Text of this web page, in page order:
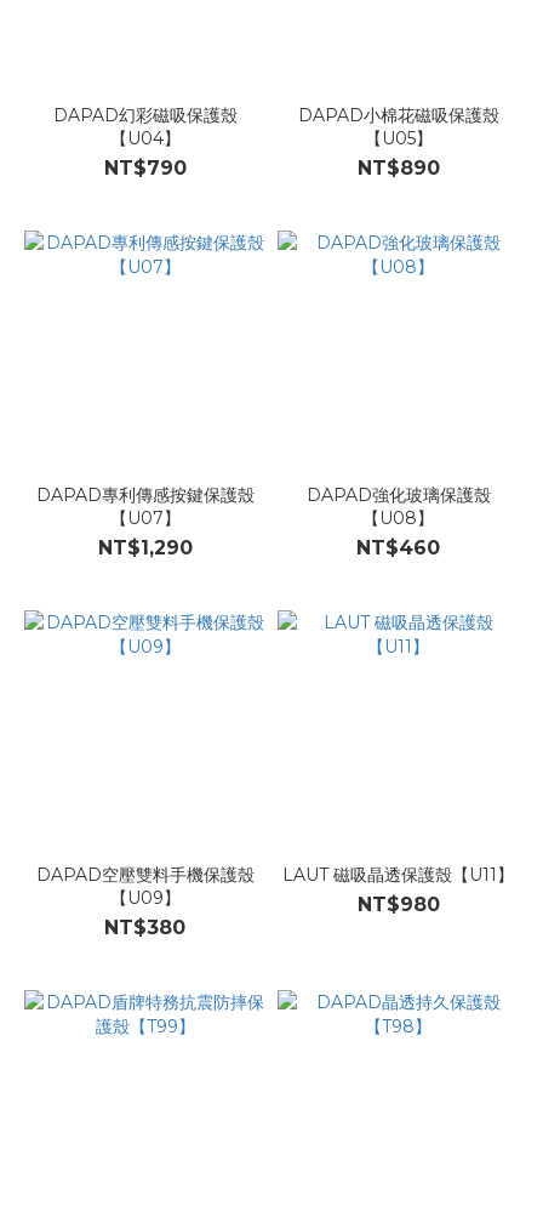
DAPAD幻彩磁吸保護殼
【U04】
NT$790
DAPAD小棉花磁吸保護殼
【U05】
NT$890
DAPAD專利傳感按鍵保護殼
【U07】
NT$1,290
DAPAD強化玻璃保護殼
【U08】
NT$460
DAPAD空壓雙料手機保護殼
【U09】
NT$380
LAUT 磁吸晶透保護殼【U11】
NT$980